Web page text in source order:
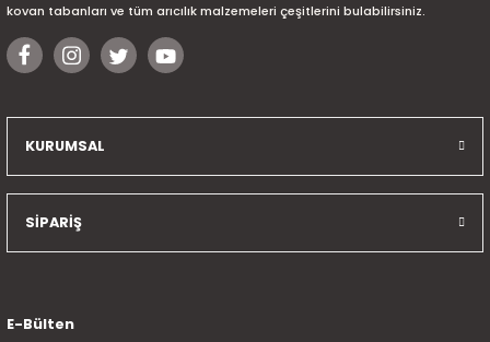
kovan tabanları ve tüm arıcılık malzemeleri çeşitlerini bulabilirsiniz.
KURUMSAL
SİPARİŞ
E-Bülten